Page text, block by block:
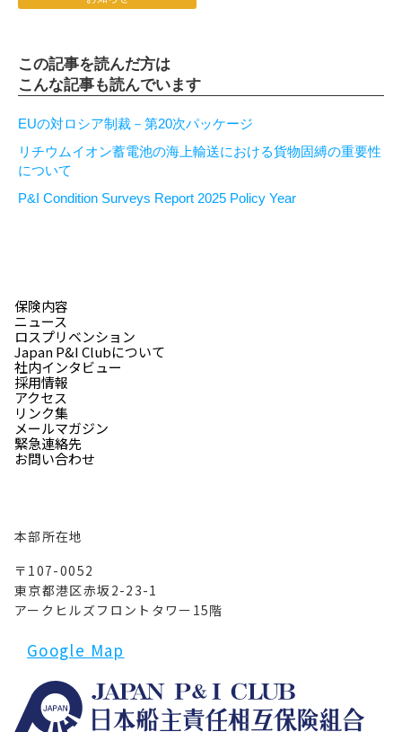
この記事を読んだ方は
こんな記事も読んでいます
EUの対ロシア制裁－第20次パッケージ
リチウムイオン蓄電池の海上輸送における貨物固縛の重要性
について
P&I Condition Surveys Report 2025 Policy Year
本部所在地
〒107-0052
東京都港区赤坂2-23-1
アークヒルズフロントタワー15階
Google Map
保険内容
社内インタビュー
緊急連絡先
ニュース
採用情報
リンク集
ロスプリベンション
アクセス
メールマガジン
Japan P&I Clubについて
お問い合わせ